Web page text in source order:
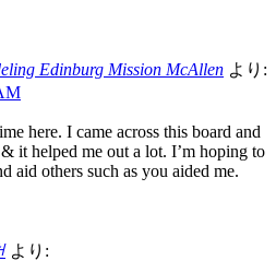
Edinburg Mission McAllen より:
here. I came across this board and
it helped me out a lot. I’m hoping to
aid others such as you aided me.
より: